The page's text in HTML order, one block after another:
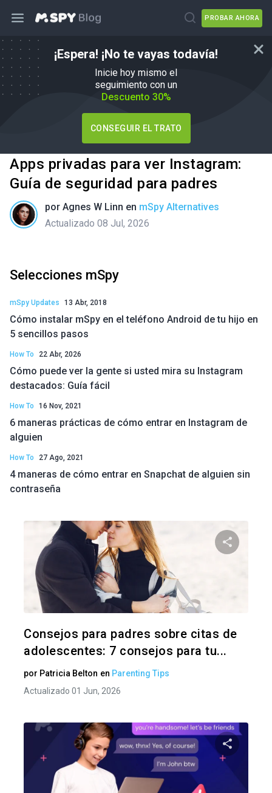
PROBAR AHORA
¡Espera! ¡No te vayas todavía!
Inicie hoy mismo el
seguimiento con un
Descuento 30%
CONSEGUIR EL TRATO
Apps privadas para ver Instagram:
Guía de seguridad para padres
por Agnes W Linn en mSpy Alternatives
Actualizado 08 Jul, 2026
Selecciones mSpy
mSpy Updates 13 Abr, 2018
Cómo instalar mSpy en el teléfono Android de tu hijo en
5 sencillos pasos
How To 22 Abr, 2026
Cómo puede ver la gente si usted mira su Instagram
destacados: Guía fácil
How To 16 Nov, 2021
6 maneras prácticas de cómo entrar en Instagram de
alguien
How To 27 Ago, 2021
4 maneras de cómo entrar en Snapchat de alguien sin
contraseña
Consejos para padres sobre citas de
adolescentes: 7 consejos para tu...
por Patricia Belton en Parenting Tips
Actualizado 01 Jun, 2026